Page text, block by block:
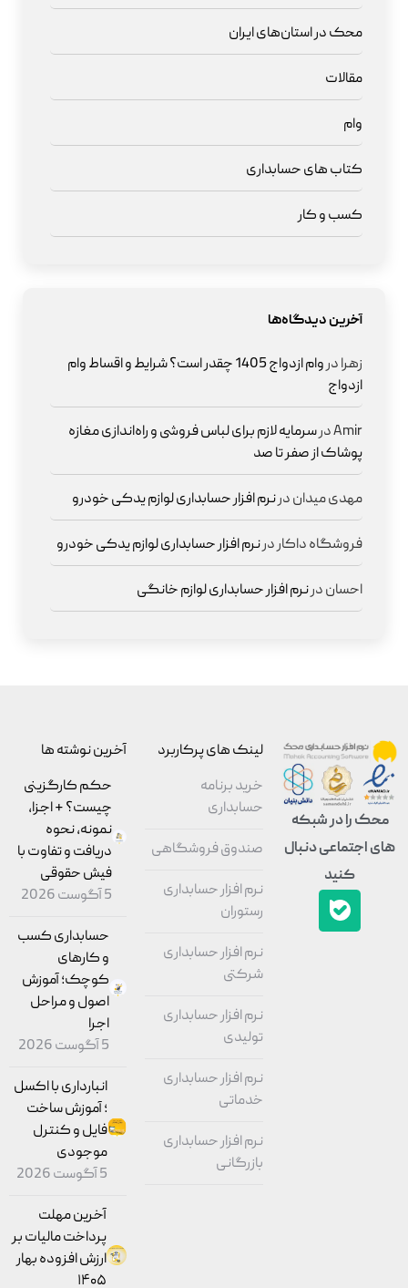
محک در استان‌های ایران
مقالات
وام
کتاب های حسابداری
کسب و کار
آخرین دیدگاه‌ها
زهرادر
وام ازدواج 1405 چقدر است؟ شرایط و اقساط وام
ازدواج
Amirدرسرمایه لازم برای لباس فروشی و راه‌اندازی مغازه
پوشاک از صفر تا صد
مهدی میداندرنرم افزار حسابداری لوازم یدکی خودرو
فروشگاه داکاردرنرم افزار حسابداری لوازم یدکی خودرو
احساندرنرم افزار حسابداری لوازم خانگی
محک را در شبکه
های اجتماعی دنبال
کنید
لینک های پرکاربرد
خرید برنامه
حسابداری
صندوق فروشگاهی
نرم افزار حسابداری
رستوران
نرم افزار حسابداری
شرکتی
نرم افزار حسابداری
تولیدی
نرم افزار حسابداری
خدماتی
نرم افزار حسابداری
بازرگانی
آخرین نوشته ها
حکم کارگزینی
چیست؟ + اجزا،
نمونه، نحوه
دریافت و تفاوت با
فیش حقوقی
5 آگوست 2026
حسابداری کسب
و کارهای
کوچک؛ آموزش
اصول و مراحل
اجرا
5 آگوست 2026
انبارداری با اکسل
؛ آموزش ساخت
فایل و کنترل
موجودی
5 آگوست 2026
آخرین مهلت
پرداخت مالیات بر
ارزش افزوده بهار
۱۴۰۵